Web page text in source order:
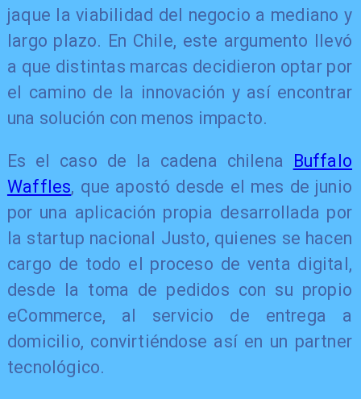
jaque la viabilidad del negocio a mediano y
largo plazo. En Chile, este argumento llevó
a que distintas marcas decidieron optar por
el camino de la innovación y así encontrar
una solución con menos impacto.
Es el caso de la cadena chilena Buffalo
Waffles, que apostó desde el mes de junio
por una aplicación propia desarrollada por
la startup nacional Justo, quienes se hacen
cargo de todo el proceso de venta digital,
desde la toma de pedidos con su propio
eCommerce, al servicio de entrega a
domicilio, convirtiéndose así en un partner
tecnológico.